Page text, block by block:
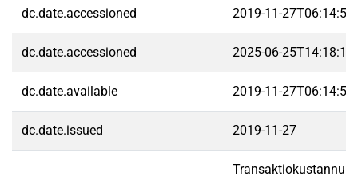
dc.date.accessioned 2019-11-
dc.date.accessioned 2025-06-
dc.date.available 2019-11-
dc.date.issued 2019-11-27